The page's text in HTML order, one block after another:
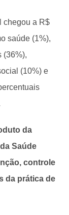
chegou a R$
saúde (1%),
(36%),
(10%) e
da
Saúde
controle
da prática de